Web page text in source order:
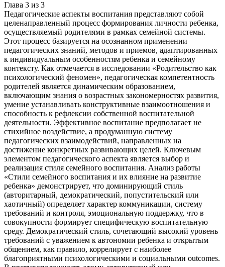
Глава 3 из 3
Педагогические аспекты воспитания представляют собой
целенаправленный процесс формирования личности ребенка,
осуществляемый родителями в рамках семейной системы.
Этот процесс базируется на осознанном применении
педагогических знаний, методов и приемов, адаптированных
к индивидуальным особенностям ребенка и семейному
контексту. Как отмечается в исследовании «Родительство как
психологический феномен», педагогическая компетентность
родителей является динамическим образованием,
включающим знания о возрастных закономерностях развития,
умение устанавливать конструктивные взаимоотношения и
способность к рефлексии собственной воспитательной
деятельности. Эффективное воспитание предполагает не
стихийное воздействие, а продуманную систему
педагогических взаимодействий, направленных на
достижение конкретных развивающих целей. Ключевым
элементом педагогического аспекта является выбор и
реализация стиля семейного воспитания. Анализ работы
«Стили семейного воспитания и их влияние на развитие
ребенка» демонстрирует, что доминирующий стиль
(авторитарный, демократический, попустительский или
хаотичный) определяет характер коммуникации, систему
требований и контроля, эмоциональную поддержку, что в
совокупности формирует специфическую воспитательную
среду. Демократический стиль, сочетающий высокий уровень
требований с уважением к автономии ребенка и открытым
общением, как правило, коррелирует с наиболее
благоприятными психологическими и социальными outcomes.